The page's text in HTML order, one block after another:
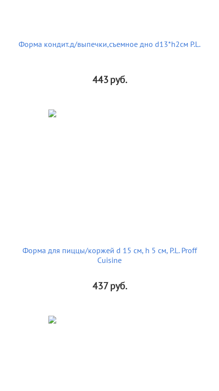
Форма кондит.д/выпечки,съемное дно d13*h2см P.L.
443руб.
Форма для пиццы/коржей d 15 см, h 5 см, P.L. Proff
Cuisine
437руб.